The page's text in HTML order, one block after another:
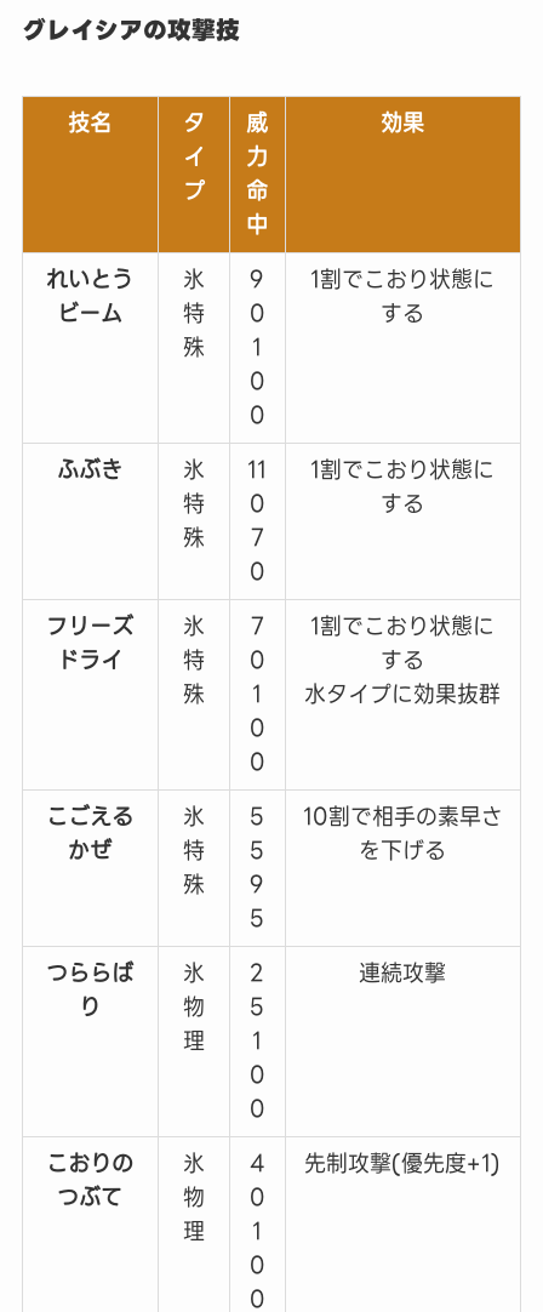
グレイシアの攻撃技
技名
タ
イ
プ
威
力
命
中
効果
れいとう
ビーム
氷
特
殊
9
0
1
0
0
1割でこおり状態に
する
ふぶき
氷
特
殊
11
0
7
0
1割でこおり状態に
する
フリーズ
ドライ
氷
特
殊
7
0
1
0
0
1割でこおり状態に
する
水タイプに効果抜群
こごえる
かぜ
氷
特
殊
5
5
9
5
10割で相手の素早さ
を下げる
つららば
り
氷
物
理
2
5
1
0
0
連続攻撃
こおりの
つぶて
氷
物
理
4
0
1
0
0
先制攻撃(優先度+1)